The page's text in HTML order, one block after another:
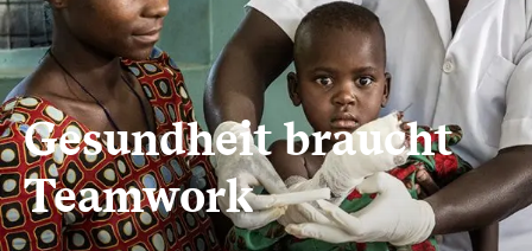
Gesundheit braucht
Teamwork